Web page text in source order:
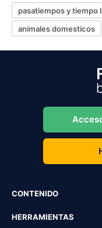
pasatiempos y tiempo
animales domesticos
CONTENIDO
HERRAMIENTAS